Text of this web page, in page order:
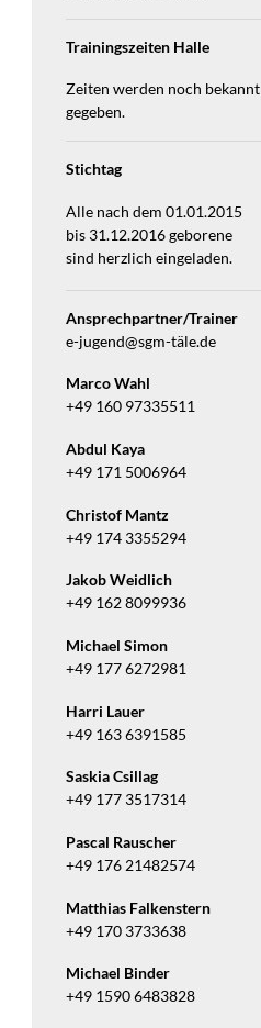
Trainingszeiten Halle
Zeiten werden noch bekannt
gegeben.
Stichtag
Alle nach dem 01.01.2015
bis 31.12.2016 geborene
sind herzlich eingeladen.
Ansprechpartner/Trainer
e-jugend@sgm-täle.de
Marco Wahl
+49 160 97335511
Abdul Kaya
+49 171 5006964
Christof Mantz
+49 174 3355294
Jakob Weidlich
+49 162 8099936
Michael Simon
+49 177 6272981
Harri Lauer
+49 163 6391585
Saskia Csillag
+49 177 3517314
Pascal Rauscher
+49 176 21482574
Matthias Falkenstern
+49 170 3733638
Michael Binder
+49 1590 6483828